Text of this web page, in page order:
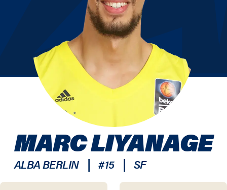
MARC LIYANAGE
ALBA BERLIN | #15 | SF